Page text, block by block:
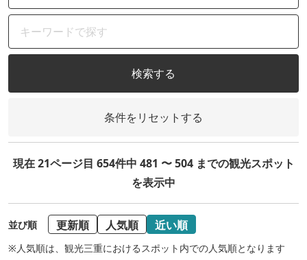
検索する
条件をリセットする
現在 21ページ目 654件中 481 〜 504 までの観光スポット
を表示中
並び順 更新順 人気順 近い順
※人気順は、観光三重におけるスポット内での人気順となります